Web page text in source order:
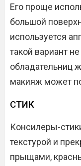
Его проще
большой
используется
такой вариант
обладательниц
макияж может
СТИК
Консилеры-
текстурой и
прыщами,